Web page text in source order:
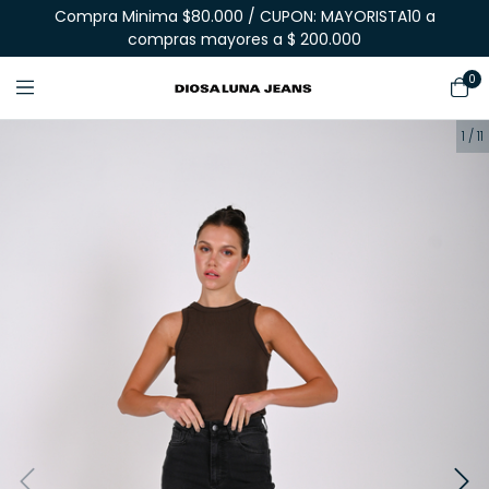
Compra Minima $80.000 / CUPON: MAYORISTA10 a
compras mayores a $ 200.000
0
1 /11